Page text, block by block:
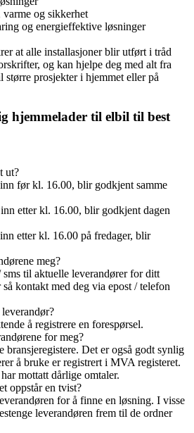
varme og sikkerhet
og energieffektive løsninger
at alle installasjoner blir utført i tråd
og kan hjelpe deg med alt fra
større prosjekter i hjemmet eller på
hjemmelader til elbil til best
ut?
før kl. 16.00, blir godkjent samme
etter kl. 16.00, blir godkjent dagen
etter kl. 16.00 på fredager, blir
meg?
sms til aktuelle leverandører for ditt
kontakt med deg via epost / telefon
å registrere en forespørsel.
for meg?
bransjeregistere. Det er også godt synlig
å bruke er registrert i MVA registeret.
mottatt dårlige omtaler.
oppstår en tvist?
for å finne en løsning. I visse
leverandøren frem til de ordner